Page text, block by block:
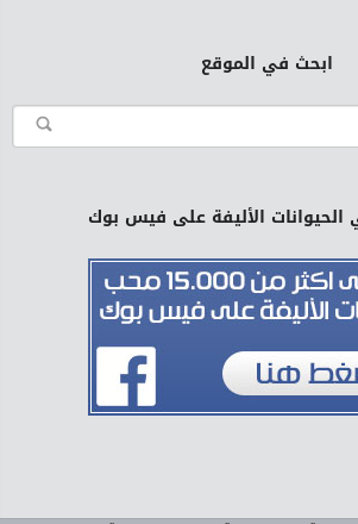
ابحث في الموقع
الحيوانات الأليفة على فيس بوك